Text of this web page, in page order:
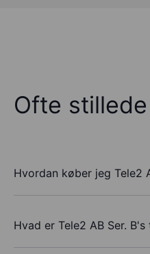
Ofte
Hvordan køber jeg Tele2
Hvad er Tele2 AB Ser.